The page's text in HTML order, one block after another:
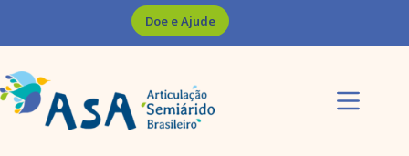
Doe e Ajude